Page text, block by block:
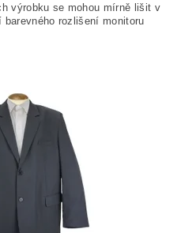
výrobku se mohou mírně lišit v
rozlišení monitoru